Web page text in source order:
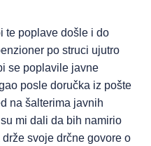
te poplave došle i do
po struci ujutro
se poplavile javne
posle doručka iz pošte
na šalterima javnih
mi dali da bih namirio
svoje drčne govore o